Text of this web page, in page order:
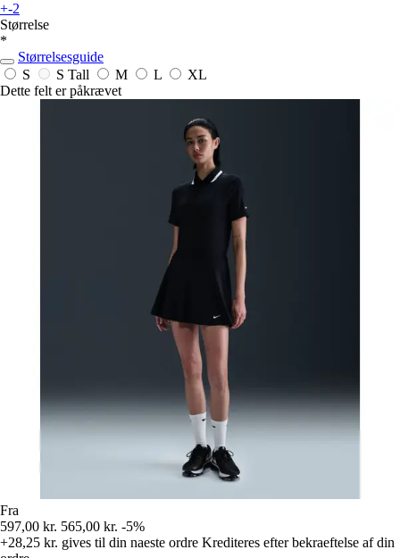
+-2
Størrelse
*
Størrelsesguide
S
S Tall M L
XL
Dette felt er påkrævet
Fra
597,00 kr. 565,00 kr. -5%
+28,25 kr. gives til din naeste ordre Krediteres efter bekraeftelse af din